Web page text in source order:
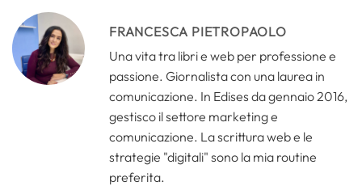
FRANCESCA PIETROPAOLO
Una vita tra libri e web per professione e
passione. Giornalista con una laurea in
comunicazione. In Edises da gennaio 2016,
gestisco il settore marketing e
comunicazione. La scrittura web e le
strategie "digitali" sono la mia routine
preferita.